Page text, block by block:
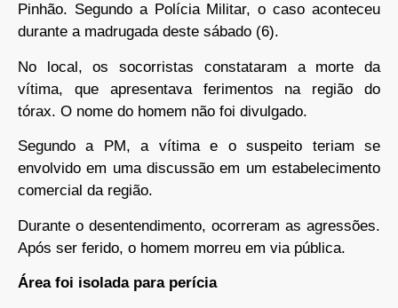
Pinhão. Segundo a Polícia Militar, o caso aconteceu
durante a madrugada deste sábado (6).
No local, os socorristas constataram a morte da
vítima, que apresentava ferimentos na região do
tórax. O nome do homem não foi divulgado.
Segundo a PM, a vítima e o suspeito teriam se
envolvido em uma discussão em um estabelecimento
comercial da região.
Durante o desentendimento, ocorreram as agressões.
Após ser ferido, o homem morreu em via pública.
Área foi isolada para perícia